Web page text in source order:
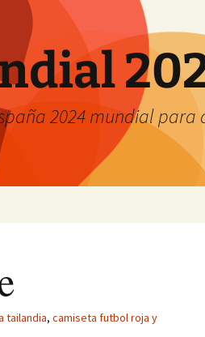
2024 mundial para
tailandia, camiseta futbol roja y